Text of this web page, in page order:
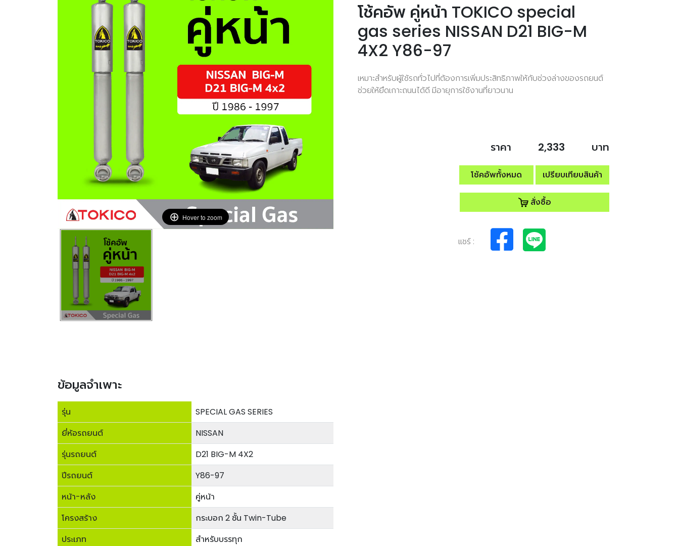
Hover to zoom
โช้คอัพ คู่หน้า TOKICO special
gas series NISSAN D21 BIG-M
4X2 Y86-97
เหมาะสำหรับผู้ใช้รถทั่วไปที่ต้องการเพิ่มประสิทธิภาพให้กับช่วงล่างของรถยนต์
ช่วยให้ยึดเกาะถนนได้ดี มีอายุการใช้งานที่ยาวนาน
ราคา 2,333 บาท
โช้คอัพทั้งหมด เปรียบเทียบสินค้า
สั่งซื้อ
แชร์ :
ข้อมูลจำเพาะ
รุ่น
SPECIAL GAS SERIES
ยี่ห้อรถยนต์
NISSAN
รุ่นรถยนต์
D21 BIG-M 4X2
ปีรถยนต์
Y86-97
หน้า-หลัง
คู่หน้า
โครงสร้าง
กระบอก 2 ชั้น Twin-Tube
ประเภท
สำหรับบรรทุก